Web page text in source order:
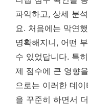
파악하고, 상세 분
요. 처음에는 막연
명확해지니, 어떤
수 있었답니다. 특
제 점수에 큰 영향
으로는 이러한 데
을 꾸준히 하면서